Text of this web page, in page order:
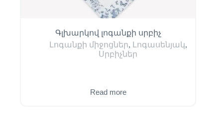
Գլխարկով լոգանքի սրբիչ
Լոգանքի միջոցներ, Լոգասենյակ,
Սրբիչներ
Read more